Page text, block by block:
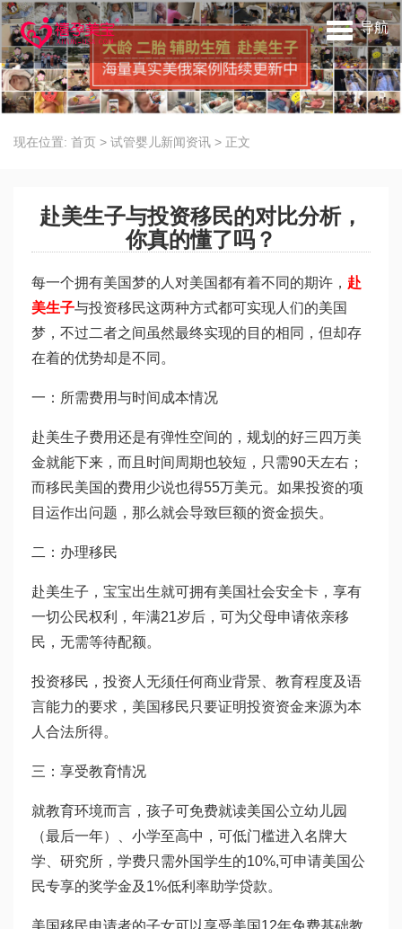
导航
现在位置: 首页 > 试管婴儿新闻资讯 > 正文
赴美生子与投资移民的对比分析，
你真的懂了吗？
每一个拥有美国梦的人对美国都有着不同的期许， 赴
美生子与投资移民这两种方式都可实现人们的美国
梦，不过二者之间虽然最终实现的目的相同，但却存
在着的优势却是不同。
一：所需费用与时间成本情况
赴美生子费用还是有弹性空间的，规划的好三四万美
金就能下来，而且时间周期也较短，只需90天左右；
而移民美国的费用少说也得55万美元。如果投资的项
目运作出问题，那么就会导致巨额的资金损失。
二：办理移民
赴美生子，宝宝出生就可拥有美国社会安全卡，享有
一切公民权利，年满21岁后，可为父母申请依亲移
民，无需等待配额。
投资移民，投资人无须任何商业背景、教育程度及语
言能力的要求，美国移民只要证明投资资金来源为本
人合法所得。
三：享受教育情况
就教育环境而言，孩子可免费就读美国公立幼儿园
（最后一年）、小学至高中，可低门槛进入名牌大
学、研究所，学费只需外国学生的10%,可申请美国公
民专享的奖学金及1%低利率助学贷款。